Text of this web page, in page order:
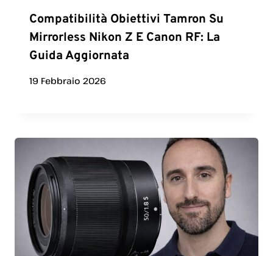
Compatibilità Obiettivi Tamron Su
Mirrorless Nikon Z E Canon RF: La
Guida Aggiornata
19 Febbraio 2026